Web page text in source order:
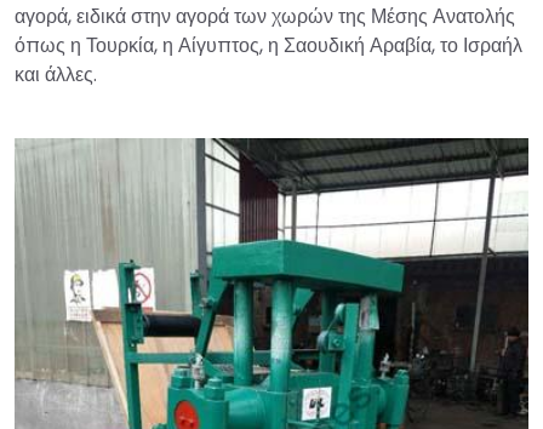
αγορά, ειδικά στην αγορά των χωρών της Μέσης Ανατολής
όπως η Τουρκία, η Αίγυπτος, η Σαουδική Αραβία, το Ισραήλ
και άλλες.